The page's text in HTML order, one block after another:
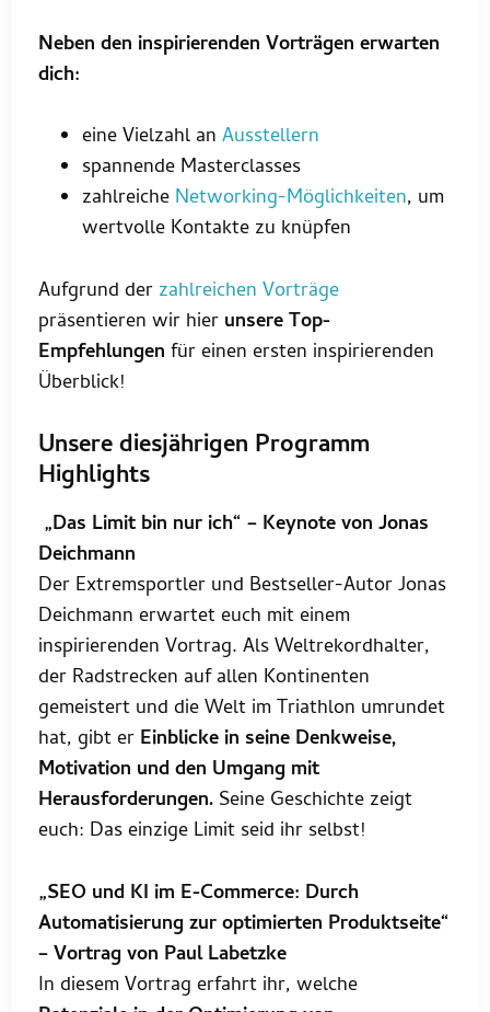
Neben den inspirierenden Vorträgen erwarten
dich:
eine Vielzahl an Ausstellern
spannende Masterclasses
zahlreiche Networking-Möglichkeiten, um
wertvolle Kontakte zu knüpfen
Aufgrund der zahlreichen Vorträge
präsentieren wir hier unsere Top-
Empfehlungen für einen ersten inspirierenden
Überblick!
Unsere diesjährigen Programm
Highlights
„Das Limit bin nur ich“ – Keynote von Jonas
Deichmann
Der Extremsportler und Bestseller-Autor Jonas
Deichmann erwartet euch mit einem
inspirierenden Vortrag. Als Weltrekordhalter,
der Radstrecken auf allen Kontinenten
gemeistert und die Welt im Triathlon umrundet
hat, gibt er Einblicke in seine Denkweise,
Motivation und den Umgang mit
Herausforderungen. Seine Geschichte zeigt
euch: Das einzige Limit seid ihr selbst!
„SEO und KI im E-Commerce: Durch
Automatisierung zur optimierten Produktseite“
– Vortrag von Paul Labetzke
In diesem Vortrag erfahrt ihr, welche